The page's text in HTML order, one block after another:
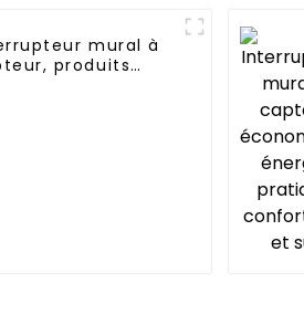
mural à
produits